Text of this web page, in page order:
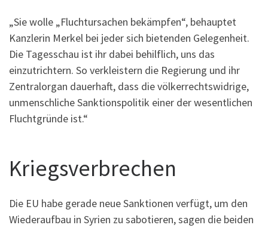
„Sie wolle „Fluchtursachen bekämpfen“, behauptet
Kanzlerin Merkel bei jeder sich bietenden Gelegenheit.
Die Tagesschau ist ihr dabei behilflich, uns das
einzutrichtern. So verkleistern die Regierung und ihr
Zentralorgan dauerhaft, dass die völkerrechtswidrige,
unmenschliche Sanktionspolitik einer der wesentlichen
Fluchtgründe ist.“
Kriegsverbrechen
Die EU habe gerade neue Sanktionen verfügt, um den
Wiederaufbau in Syrien zu sabotieren, sagen die beiden